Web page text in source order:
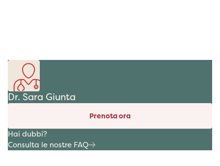
Dr. Sara Giunta
Prenota ora
Hai dubbi?
Consulta le nostre FAQ